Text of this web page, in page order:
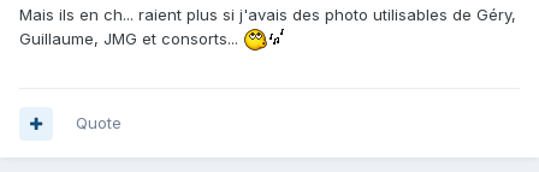
Mais ils en ch... raient plus si j'avais des photo utilisables de Géry,
Guillaume, JMG et consorts...
Quote